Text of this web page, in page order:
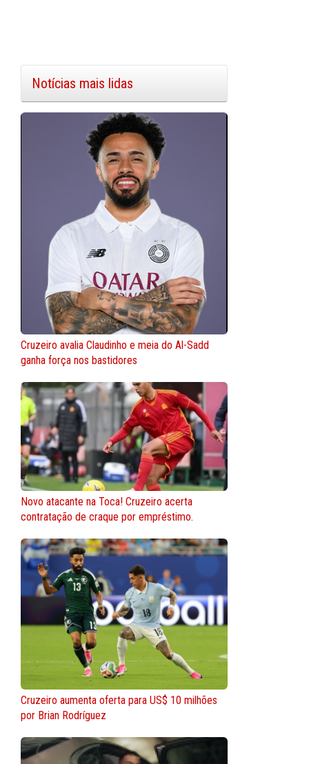
Notícias mais lidas
Cruzeiro avalia Claudinho e meia do Al-Sadd
ganha força nos bastidores
Novo atacante na Toca! Cruzeiro acerta
contratação de craque por empréstimo.
Cruzeiro aumenta oferta para US$ 10 milhões
por Brian Rodríguez